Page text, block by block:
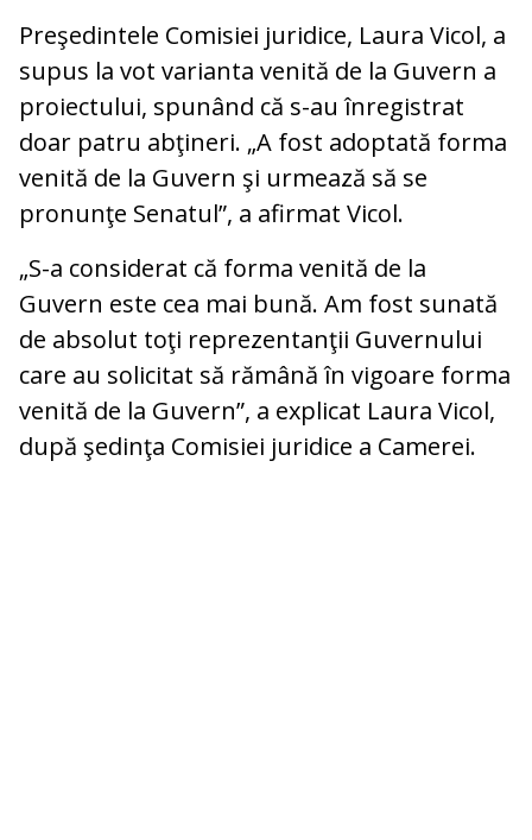
Preşedintele Comisiei juridice, Laura Vicol, a
supus la vot varianta venită de la Guvern a
proiectului, spunând că s-au înregistrat
doar patru abţineri. „A fost adoptată forma
venită de la Guvern şi urmează să se
pronunţe Senatul”, a afirmat Vicol.
„S-a considerat că forma venită de la
Guvern este cea mai bună. Am fost sunată
de absolut toţi reprezentanţii Guvernului
care au solicitat să rămână în vigoare forma
venită de la Guvern”, a explicat Laura Vicol,
după şedinţa Comisiei juridice a Camerei.